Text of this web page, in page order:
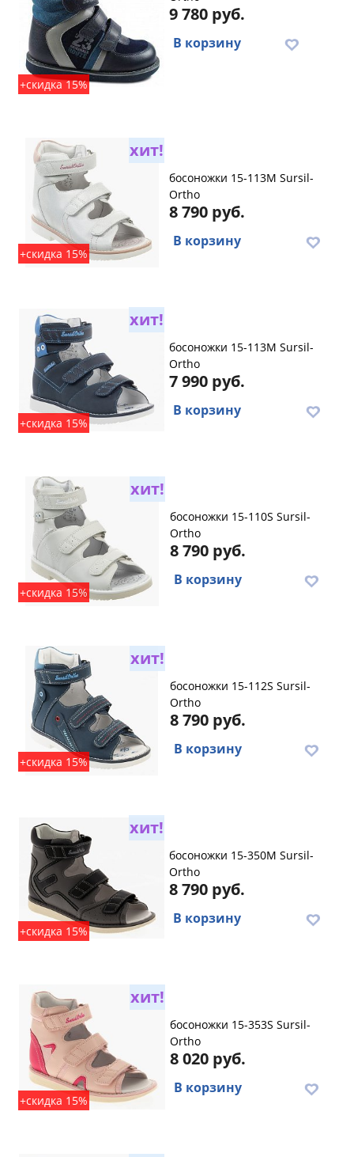
+скидка 15%
9 780 руб.
В корзину
хит!
+скидка 15%
босоножки 15-113M Sursil-
Ortho
8 790 руб.
В корзину
хит!
+скидка 15%
босоножки 15-113M Sursil-
Ortho
7 990 руб.
В корзину
хит!
+скидка 15%
босоножки 15-110S Sursil-
Ortho
8 790 руб.
В корзину
хит!
+скидка 15%
босоножки 15-112S Sursil-
Ortho
8 790 руб.
В корзину
хит!
+скидка 15%
босоножки 15-350M Sursil-
Ortho
8 790 руб.
В корзину
хит!
+скидка 15%
босоножки 15-353S Sursil-
Ortho
8 020 руб.
В корзину